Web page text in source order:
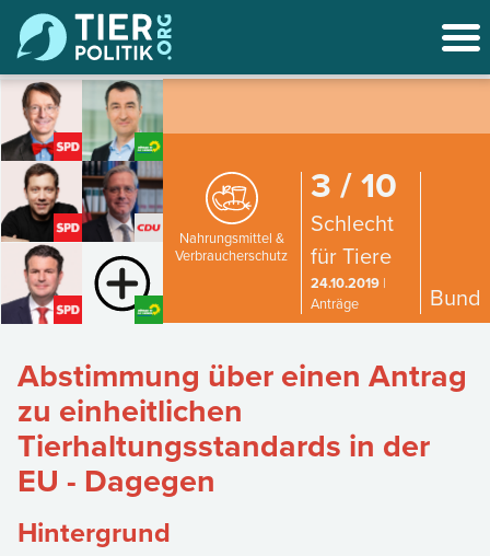
Nahrungsmittel &
Verbraucherschutz
3 / 10
Schlecht
für Tiere
24.10.2019|
Anträge
Bund
Abstimmung über einen Antrag
zu einheitlichen
Tierhaltungsstandards in der
EU - Dagegen
Hintergrund